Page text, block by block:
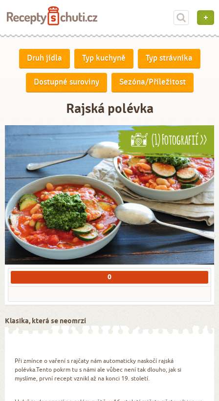
Druh jídla Typ kuchyně Typ strávníka
Dostupné suroviny Sezóna/Příležitost
Rajská polévka
(1) Fotografií >>
0
Klasika, která se neomrzí
Při zmínce o vaření s rajčaty nám automaticky naskočí rajská
polévka.Tento pokrm tu s námi ale vůbec není tak dlouho, jak si
myslíme, první recept vznikl až na konci 19. století.